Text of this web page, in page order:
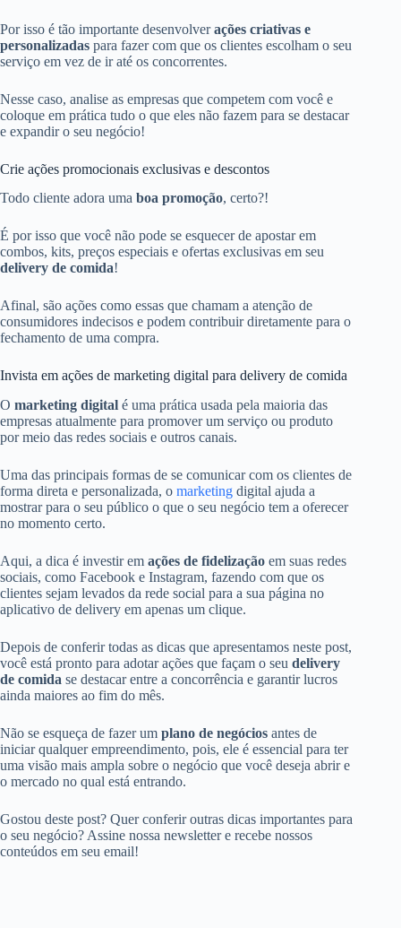
Por isso é tão importante desenvolverações criativas e
personalizadas para fazer com que os clientes escolham o seu
serviço em vez de ir até os concorrentes.
Nesse caso, analise as empresas que competem com você e
coloque em prática tudo o que eles não fazem para se destacar
e expandir o seu negócio!
Crie ações promocionais exclusivas e descontos
Todo cliente adora uma boa promoção, certo?!
É por isso que você não pode se esquecer de apostar em
combos, kits, preços especiais e ofertas exclusivas em seu
delivery de comida!
Afinal, são ações como essas que chamam a atenção de
consumidores indecisos e podem contribuir diretamente para o
fechamento de uma compra.
Invista em ações de marketing digital para delivery de comida
O marketing digital é uma prática usada pela maioria das
empresas atualmente para promover um serviço ou produto
por meio das redes sociais e outros canais.
Uma das principais formas de se comunicar com os clientes de
forma direta e personalizada, o marketing digital ajuda a
mostrar para o seu público o que o seu negócio tem a oferecer
no momento certo.
Aqui, a dica é investir em ações de fidelização em suas redes
sociais, como Facebook e Instagram, fazendo com que os
clientes sejam levados da rede social para a sua página no
aplicativo de delivery em apenas um clique.
Depois de conferir todas as dicas que apresentamos neste post,
você está pronto para adotar ações que façam o seu delivery
de comida se destacar entre a concorrência e garantir lucros
ainda maiores ao fim do mês.
Não se esqueça de fazer um plano de negócios antes de
iniciar qualquer empreendimento, pois, ele é essencial para ter
uma visão mais ampla sobre o negócio que você deseja abrir e
o mercado no qual está entrando.
Gostou deste post? Quer conferir outras dicas importantes para
o seu negócio? Assine nossa newsletter e recebe nossos
conteúdos em seu email!